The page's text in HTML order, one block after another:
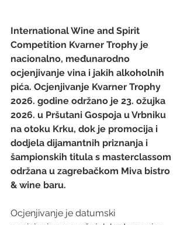
International Wine and Spirit
Competition Kvarner Trophy je
nacionalno, međunarodno
ocjenjivanje vina i jakih alkoholnih
pića. Ocjenjivanje Kvarner Trophy
2026. godine održano je 23. ožujka
2026. u Pršutani Gospoja u Vrbniku
na otoku Krku, dok je promocija i
dodjela dijamantnih priznanja i
šampionskih titula s masterclassom
održana u zagrebačkom Miva bistro
& wine baru.
Ocjenjivanje je datumski